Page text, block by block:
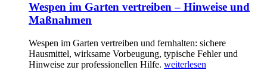
Wespen im Garten vertreiben – Hinweise und
Maßnahmen
Wespen im Garten vertreiben und fernhalten: sichere
Hausmittel, wirksame Vorbeugung, typische Fehler und
Hinweise zur professionellen Hilfe. weiterlesen